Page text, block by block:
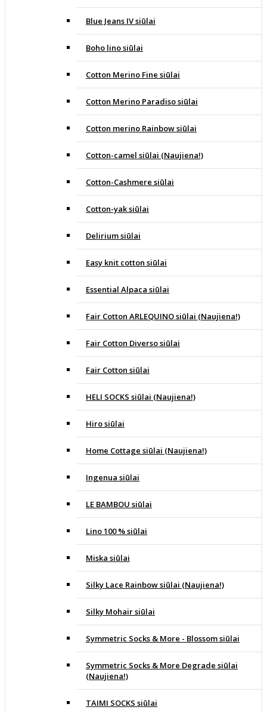
Blue Jeans IV siūlai
Boho lino siūlai
Cotton Merino Fine siūlai
Cotton Merino Paradiso siūlai
Cotton merino Rainbow siūlai
Cotton-camel siūlai (Naujiena!)
Cotton-Cashmere siūlai
Cotton-yak siūlai
Delirium siūlai
Easy knit cotton siūlai
Essential Alpaca siūlai
Fair Cotton ARLEQUINO siūlai (Naujiena!)
Fair Cotton Diverso siūlai
Fair Cotton siūlai
HELI SOCKS siūlai (Naujiena!)
Hiro siūlai
Home Cottage siūlai (Naujiena!)
Ingenua siūlai
LE BAMBOU siūlai
Lino 100 % siūlai
Miska siūlai
Silky Lace Rainbow siūlai (Naujiena!)
Silky Mohair siūlai
Symmetric Socks & More - Blossom siūlai
Symmetric Socks & More Degrade siūlai
(Naujiena!)
TAIMI SOCKS siūlai